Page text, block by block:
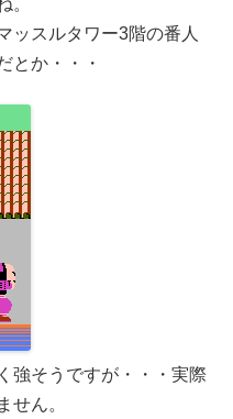
ッスルタワー3階の番人
とか・・・
強そうですが・・・実際
せん。